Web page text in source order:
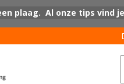
plaag. Al onze tips vind je